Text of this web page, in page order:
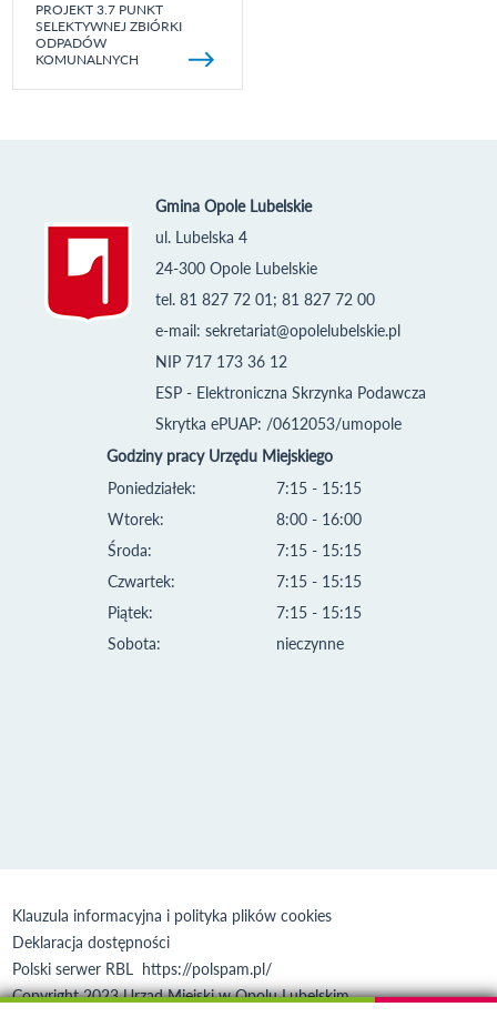
PROJEKT 3.7 PUNKT
SELEKTYWNEJ ZBIÓRKI
ODPADÓW
KOMUNALNYCH
Gmina Opole Lubelskie
ul. Lubelska 4
24-300 Opole Lubelskie
tel. 81 827 72 01; 81 827 72 00
e-mail: sekretariat@opolelubelskie.pl
NIP 717 173 36 12
ESP - Elektroniczna Skrzynka Podawcza
Skrytka ePUAP: /0612053/umopole
Godziny pracy Urzędu Miejskiego
Poniedziałek:
Wtorek:
Środa:
Czwartek:
Piątek:
Sobota:
7:15 - 15:15
8:00 - 16:00
7:15 - 15:15
7:15 - 15:15
7:15 - 15:15
nieczynne
Klauzula informacyjna i polityka plików cookies
Deklaracja dostępności
Polski serwer RBL https://polspam.pl/
Copyright 2023 Urząd Miejski w Opolu Lubelskim